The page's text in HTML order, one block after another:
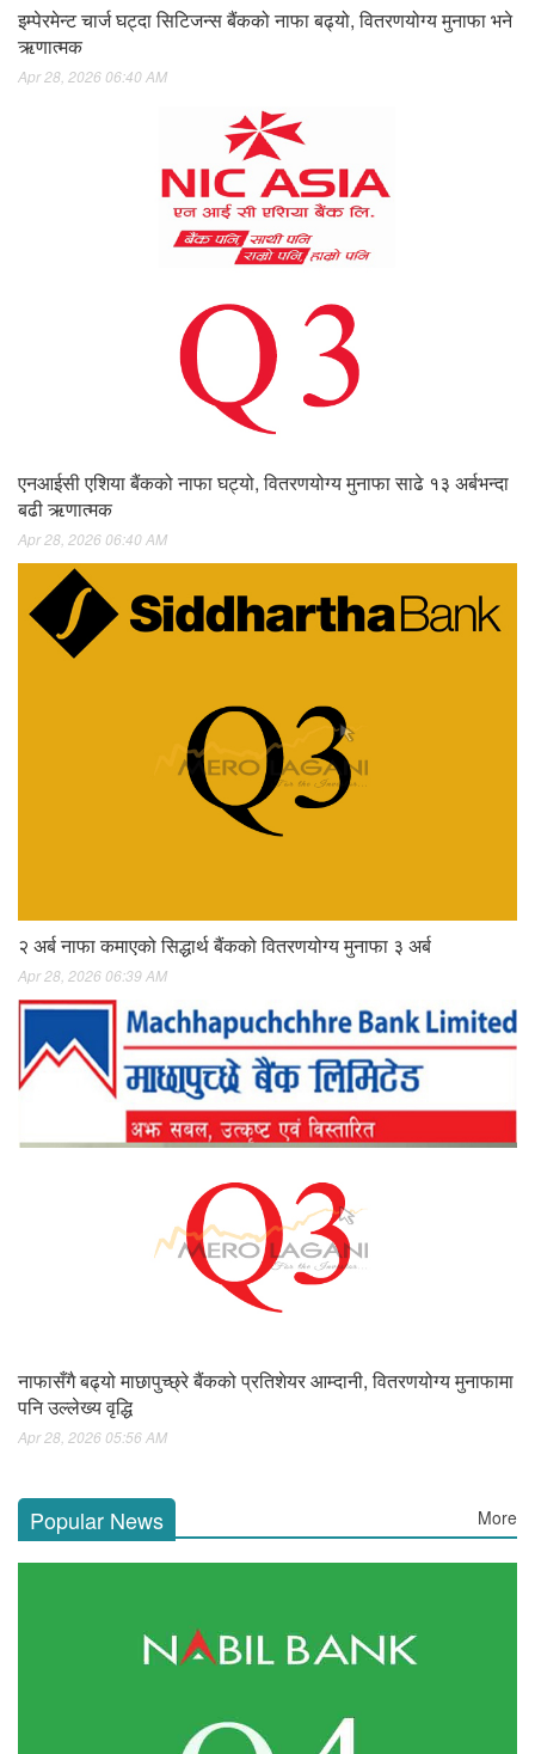
इम्पेरमेन्ट चार्ज घट्दा सिटिजन्स बैंकको नाफा बढ्यो, वितरणयोग्य मुनाफा भने
ऋणात्मक
Apr 28, 2026 06:40 AM
एनआईसी एशिया बैंकको नाफा घट्यो, वितरणयोग्य मुनाफा साढे १३ अर्बभन्दा
बढी ऋणात्मक
Apr 28, 2026 06:40 AM
२ अर्ब नाफा कमाएको सिद्धार्थ बैंकको वितरणयोग्य मुनाफा ३ अर्ब
Apr 28, 2026 06:39 AM
नाफासँगै बढ्यो माछापुच्छ्रे बैंकको प्रतिशेयर आम्दानी, वितरणयोग्य मुनाफामा
पनि उल्लेख्य वृद्धि
Apr 28, 2026 05:56 AM
Popular News More